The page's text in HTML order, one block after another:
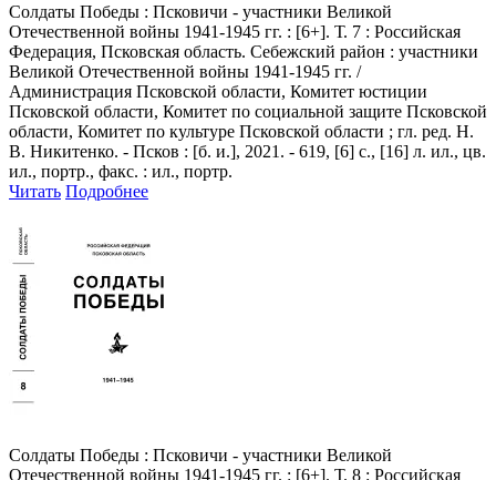
Солдаты Победы : Псковичи - участники Великой
Отечественной войны 1941-1945 гг. : [6+]. Т. 7 : Российская
Федерация, Псковская область. Себежский район : участники
Великой Отечественной войны 1941-1945 гг. /
Администрация Псковской области, Комитет юстиции
Псковской области, Комитет по социальной защите Псковской
области, Комитет по культуре Псковской области ; гл. ред. Н.
В. Никитенко. - Псков : [б. и.], 2021. - 619, [6] с., [16] л. ил., цв.
ил., портр., факс. : ил., портр.
Читать Подробнее
Солдаты Победы : Псковичи - участники Великой
Отечественной войны 1941-1945 гг. : [6+]. Т. 8 : Российская